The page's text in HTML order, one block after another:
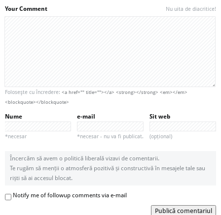
Your Comment Nu uita de diacritice!
Foloseşte cu încredere: <a href="" title=""></a> <strong></strong> <em></em>
<blockquote></blockquote>
Nume
*necesar
e-mail
*necesar - nu va fi publicat.
Sit web
(opțional)
Încercăm să avem o politică liberală vizavi de comentarii.
Te rugăm să menții o atmosferă pozitivă și constructivă în mesajele tale sau
riști să ai accesul blocat.
Notify me of followup comments via e-mail
Publică comentariul